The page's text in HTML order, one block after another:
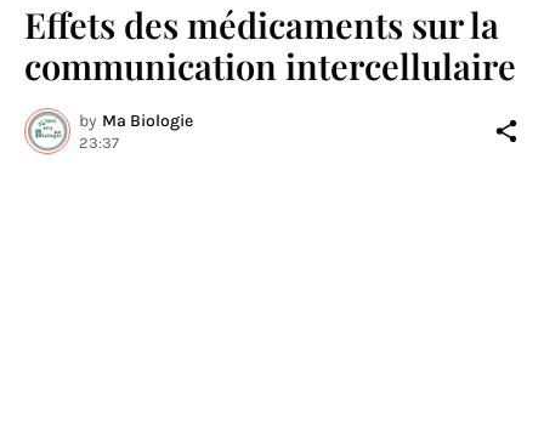
Effets des médicaments sur la
communication intercellulaire
by Ma Biologie
23:37